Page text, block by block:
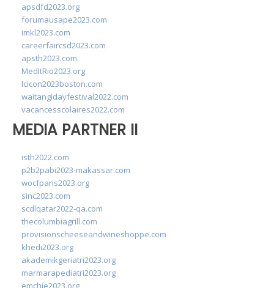
apsdfd2023.org
forumausape2023.com
imkl2023.com
careerfaircsd2023.com
apsth2023.com
MedItRio2023.org
lcicon2023boston.com
waitangidayfestival2022.com
vacancesscolaires2022.com
MEDIA PARTNER II
isth2022.com
p2b2pabi2023-makassar.com
wocfparis2023.org
sinc2023.com
scdlqatar2022-qa.com
thecolumbiagrill.com
provisionscheeseandwineshoppe.com
khedi2023.org
akademikgeriatri2023.org
marmarapediatri2023.org
emchie2023.org